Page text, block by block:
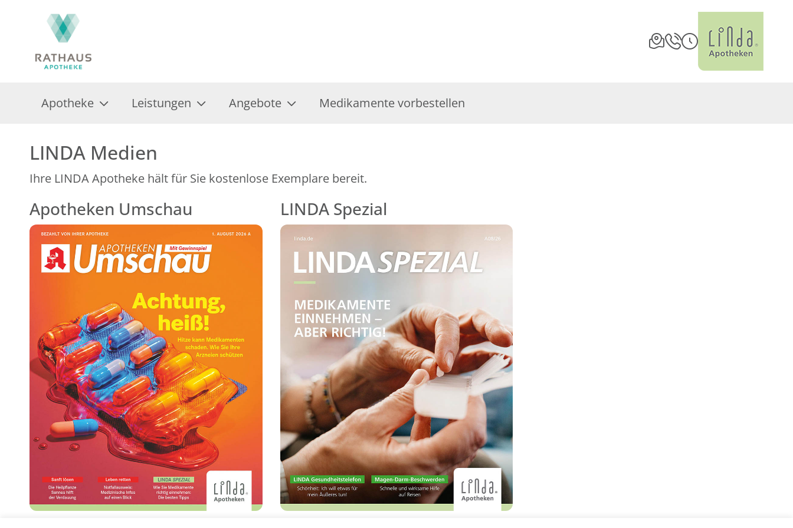
Apotheke Leistungen Angebote Medikamente vorbestellen
LINDA Medien
Ihre LINDA Apotheke hält für Sie kostenlose Exemplare bereit.
Apotheken Umschau LINDA Spezial